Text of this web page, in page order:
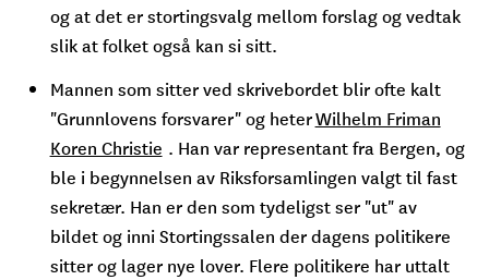
og at det er stortingsvalg mellom forslag og vedtak
slik at folket også kan si sitt.
Mannen som sitter ved skrivebordet blir ofte kalt
"Grunnlovens forsvarer" og heterWilhelm Friman
Koren Christie . Han var representant fra Bergen, og
ble i begynnelsen av Riksforsamlingen valgt til fast
sekretær. Han er den som tydeligst ser "ut" av
bildet og inni Stortingssalen der dagens politikere
sitter og lager nye lover. Flere politikere har uttalt